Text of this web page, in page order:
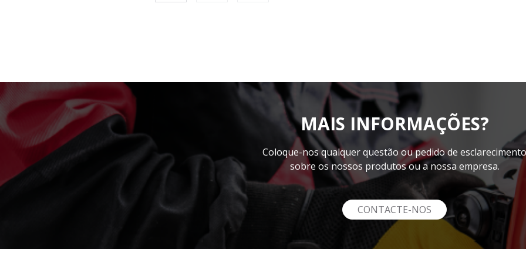
MAIS INFORMAÇÕES?
Coloque-nos qualquer questão ou pedido de esclarecimento
sobre os nossos produtos ou a nossa empresa.
CONTACTE-NOS